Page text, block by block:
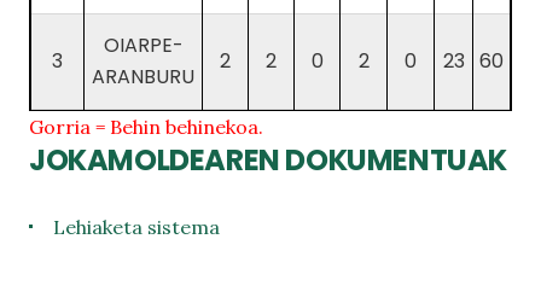
3
OIARPE-
ARANBURU
2 2 0 2 0 23 60
Gorria = Behin behinekoa.
JOKAMOLDEAREN DOKUMENTUAK
Lehiaketa sistema